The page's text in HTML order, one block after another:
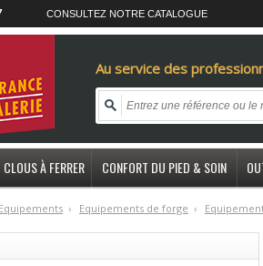
CONSULTEZ NOTRE CATALOGUE
Au service des
CLOUS À FERRER CONFORT DU PIED & SOIN
Equipements › Equipements de forge › E